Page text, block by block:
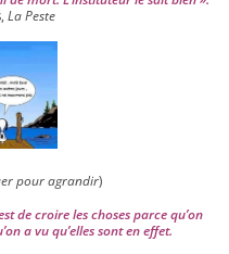
La Peste
pour agran­dir)
de croire les choses parce qu’on
a vu qu’elles sont en effet.